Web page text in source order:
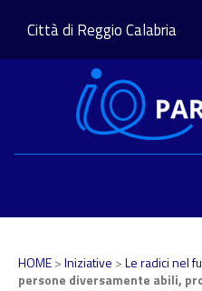
Città di Reggio Calabria
HOME>Iniziative >Le radici nel
persone diversamente abili,